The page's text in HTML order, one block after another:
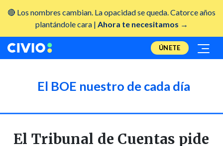
🔴 Los nombres cambian. La opacidad se queda. Catorce años
plantándole cara | Ahora te necesitamos →
ÚNETE
El BOE nuestro de cada día
El Tribunal de Cuentas pide